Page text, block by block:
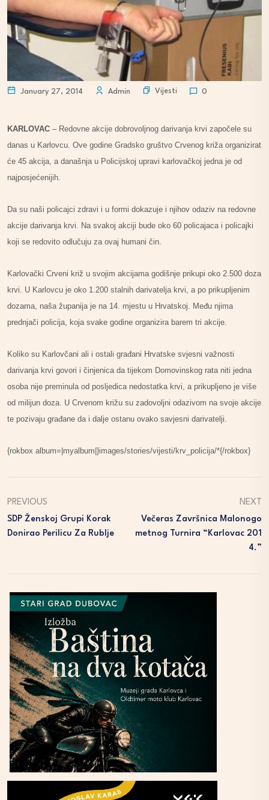
January 27, 2014 Admin Vijesti 0
KARLOVAC – Redovne akcije dobrovoljnog darivanja krvi započele su
danas u Karlovcu. Ove godine Gradsko gruštvo Crvenog križa organizirat
će 45 akcija, a današnja u Policijskoj upravi karlovačkoj jedna je od
najposjećenijih.
Da su naši policajci zdravi i u formi dokazuje i njihov odaziv na redovne
akcije darivanja krvi. Na svakoj akciji bude oko 60 policajaca i policajki
koji se redovito odlučuju za ovaj humani čin.
Karlovački Crveni križ u svojim akcijama godišnje prikupi oko 2.500 doza
krvi. U Karlovcu je oko 1.200 stalnih darivatelja krvi, a po prikupljenim
dozama, naša županija je na 14. mjestu u Hrvatskoj. Među njima
prednjači policija, koja svake godine organizira barem tri akcije.
Koliko su Karlovčani ali i ostali građani Hrvatske svjesni važnosti
darivanja krvi govori i činjenica da tijekom Domovinskog rata niti jedna
osoba nije preminula od posljedica nedostatka krvi, a prikupljeno je više
od milijun doza. U Crvenom križu su zadovoljni odazivom na svoje akcije
te pozivaju građane da i dalje ostanu ovako savjesni darivatelji.
{rokbox album=|myalbum|}images/stories/vijesti/krv_policija/*{/rokbox}
PREVIOUS
SDP Ženskoj Grupi Korak
Donirao Perilicu Za Rublje
NEXT
Večeras Završnica Malonogo
Metnog Turnira “Karlovac 201
4.”